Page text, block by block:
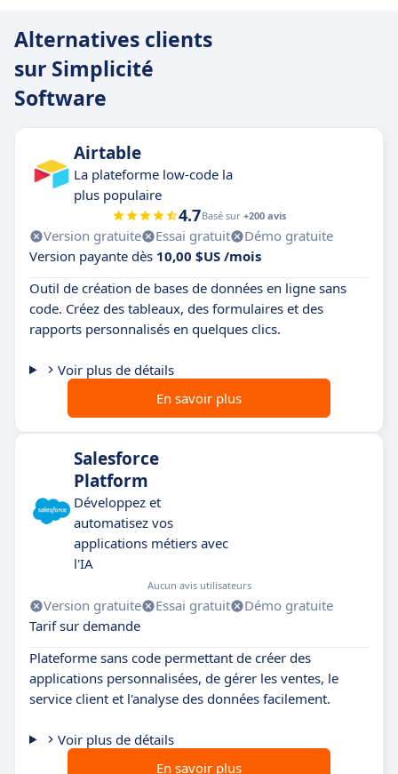
Alternatives clients
sur Simplicité
Software
Airtable
La plateforme low-code la
plus populaire
4.7Basé sur +200 avis
Version gratuite Essai gratuit
Démo gratuite
Version payante dès 10,00 $US /mois
Outil de création de bases de données en ligne sans
code. Créez des tableaux, des formulaires et des
rapports personnalisés en quelques clics.
Voir plus de détails
En savoir plus
Salesforce
Platform
Développez et
automatisez vos
applications métiers avec
l'IA
Aucun avis utilisateurs
Version gratuite Essai gratuit
Démo gratuite
Tarif sur demande
Plateforme sans code permettant de créer des
applications personnalisées, de gérer les ventes, le
service client et l'analyse des données facilement.
Voir plus de détails
En savoir plus